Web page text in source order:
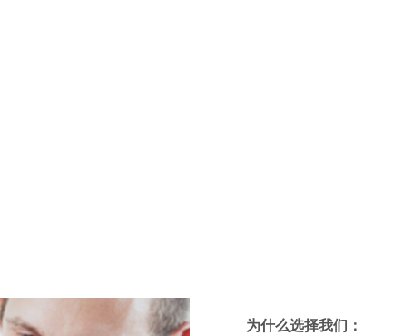
为什么选择我们：